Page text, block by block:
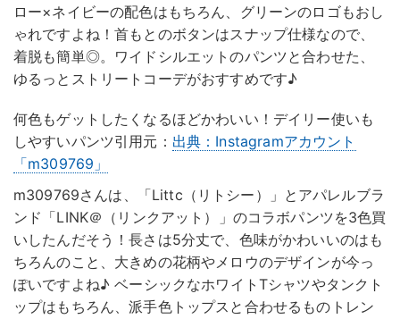
ロー×ネイビーの配色はもちろん、グリーンのロゴもおし
ゃれですよね！首もとのボタンはスナップ仕様なので、
着脱も簡単◎。ワイドシルエットのパンツと合わせた、
ゆるっとストリートコーデがおすすめです♪
何色もゲットしたくなるほどかわいい！デイリー使いも
しやすいパンツ引用元： 出典：Instagramアカウント
「m309769」
m309769さんは、「Littc（リトシー）」とアパレルブラ
ンド「LINK＠（リンクアット）」のコラボパンツを3色買
いしたんだそう！長さは5分丈で、色味がかわいいのはも
ちろんのこと、大きめの花柄やメロウのデザインが今っ
ぽいですよね♪ ベーシックなホワイトTシャツやタンクト
ップはもちろん、派手色トップスと合わせるものトレン